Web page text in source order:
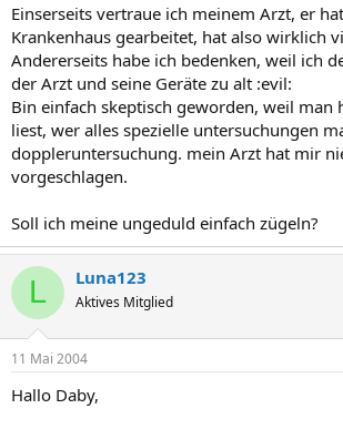
Einserseits vertraue ich meinem Arzt, er
Krankenhaus gearbeitet, hat also wirklich
Andererseits habe ich bedenken, weil ich
der Arzt und seine Geräte zu alt :evil:
Bin einfach skeptisch geworden, weil man
liest, wer alles spezielle untersuchungen
doppleruntersuchung. mein Arzt hat mir
vorgeschlagen.
Soll ich meine ungeduld einfach zügeln?
L Luna123
Aktives Mitglied
11 Mai 2004
Hallo Daby,